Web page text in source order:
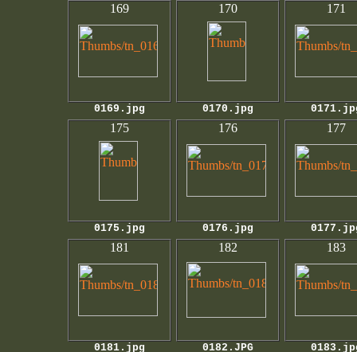
169
0169.jpg
170
0170.jpg
171
175
0175.jpg
176
0176.jpg
177
181
0181.jpg
182
0182.JPG
183